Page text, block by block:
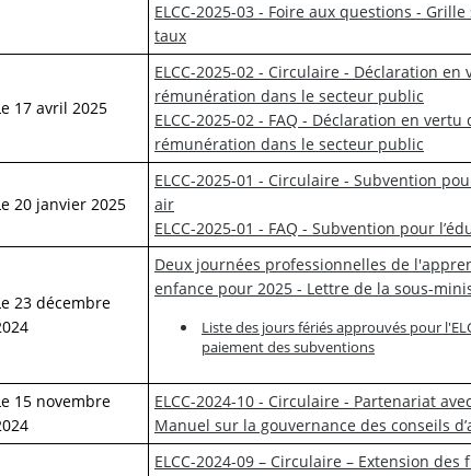
ELCC-2025-03 - Foire aux questions -
taux
17 avril 2025
ELCC-2025-02 - Circulaire - Déclaration
rémunération dans le secteur public
ELCC-2025-02 - FAQ - Déclaration en
rémunération dans le secteur public
20 janvier 2025
ELCC-2025-01 - Circulaire - Subvention
air
ELCC-2025-01 - FAQ - Subvention pour
23 décembre
Deux journées professionnelles de
enfance pour 2025 - Lettre de la sous-
Liste des jours fériés approuvés pour
paiement des subventions
15 novembre
ELCC-2024-10 - Circulaire - Partenariat
Manuel sur la gouvernance des conseils
ELCC-2024-09 – Circulaire – Extension